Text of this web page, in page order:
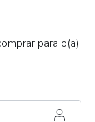
para o(a)